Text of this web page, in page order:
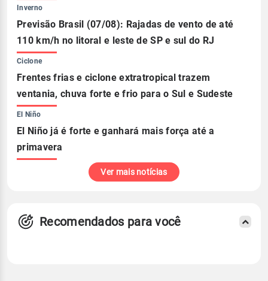
Inverno
Previsão Brasil (07/08): Rajadas de vento de até
110 km/h no litoral e leste de SP e sul do RJ
Ciclone
Frentes frias e ciclone extratropical trazem
ventania, chuva forte e frio para o Sul e Sudeste
El Niño
El Niño já é forte e ganhará mais força até a
primavera
Ver mais notícias
Recomendados para você